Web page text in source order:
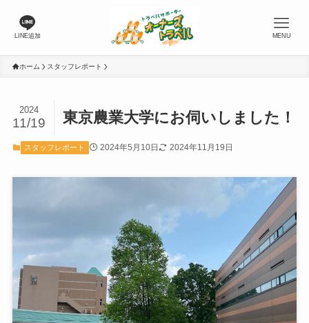
LINE追加 MENU
ホーム スタッフレポート
東京農業大学にお伺いしました！
2024
11/19
スタッフレポート 2024年5月10日 2024年11月19日